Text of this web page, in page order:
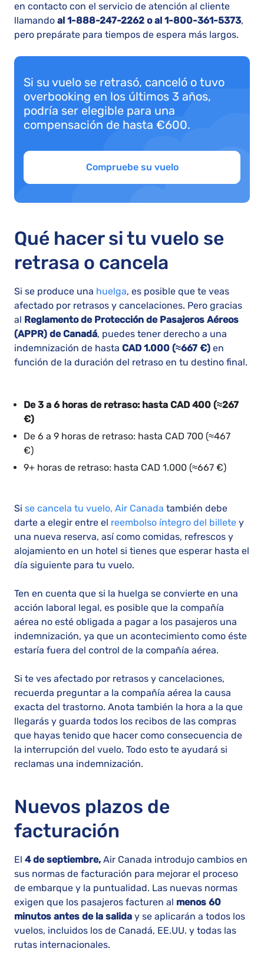
en contacto con el servicio de atención al cliente
llamando al 1-888-247-2262 o al 1-800-361-5373,
pero prepárate para tiempos de espera más largos.
Si su vuelo se retrasó, canceló o tuvo
overbooking en los últimos 3 años,
podría ser elegible para una
compensación de hasta €600.
Compruebe su vuelo
Qué hacer si tu vuelo se
retrasa o cancela
Si se produce una huelga, es posible que te veas
afectado por retrasos y cancelaciones. Pero gracias
al Reglamento de Protección de Pasajeros Aéreos
(APPR) de Canadá, puedes tener derecho a una
indemnización de hasta CAD 1.000 (≈667 €) en
función de la duración del retraso en tu destino final.
De 3 a 6 horas de retraso: hasta CAD 400 (≈267
€)
De 6 a 9 horas de retraso: hasta CAD 700 (≈467
€)
9+ horas de retraso: hasta CAD 1.000 (≈667 €)
Si se cancela tu vuelo, Air Canada también debe
darte a elegir entre el reembolso íntegro del billete y
una nueva reserva, así como comidas, refrescos y
alojamiento en un hotel si tienes que esperar hasta el
día siguiente para tu vuelo.
Ten en cuenta que si la huelga se convierte en una
acción laboral legal, es posible que la compañía
aérea no esté obligada a pagar a los pasajeros una
indemnización, ya que un acontecimiento como éste
estaría fuera del control de la compañía aérea.
Si te ves afectado por retrasos y cancelaciones,
recuerda preguntar a la compañía aérea la causa
exacta del trastorno. Anota también la hora a la que
llegarás y guarda todos los recibos de las compras
que hayas tenido que hacer como consecuencia de
la interrupción del vuelo. Todo esto te ayudará si
reclamas una indemnización.
Nuevos plazos de
facturación
El 4 de septiembre, Air Canada introdujo cambios en
sus normas de facturación para mejorar el proceso
de embarque y la puntualidad. Las nuevas normas
exigen que los pasajeros facturen al menos 60
minutos antes de la salida y se aplicarán a todos los
vuelos, incluidos los de Canadá, EE.UU. y todas las
rutas internacionales.